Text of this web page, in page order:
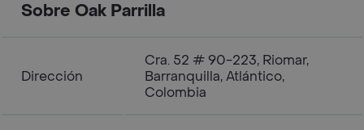
Sobre Oak Parrilla
Dirección
Cra. 52 # 90-223, Riomar,
Barranquilla, Atlántico,
Colombia